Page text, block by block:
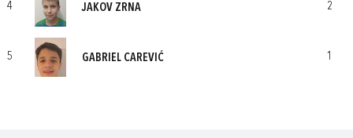
4 JAKOV ZRNA 2
5 GABRIEL CAREVIĆ 1